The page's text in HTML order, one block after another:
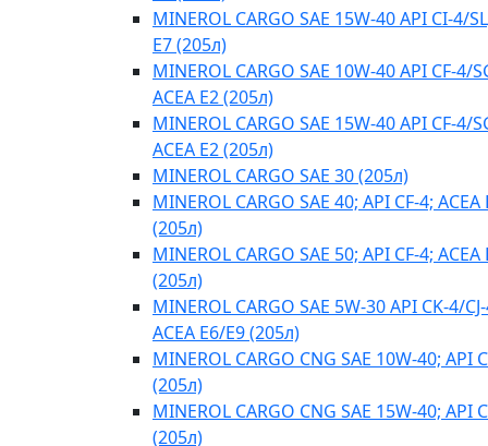
MINEROL CARGO SAE 15W-40 API CI-4/
E7 (205л)
MINEROL CARGO SAE 10W-40 API CF-4/
ACEA E2 (205л)
MINEROL CARGO SAE 15W-40 API CF-4/
ACEA E2 (205л)
MINEROL CARGO SAE 30 (205л)
MINEROL CARGO SAE 40; API CF-4; ACEA
(205л)
MINEROL CARGO SAE 50; API CF-4; ACEA
(205л)
MINEROL CARGO SAE 5W-30 API CK-4/
ACEA E6/E9 (205л)
MINEROL CARGO CNG SAE 10W-40; API
(205л)
MINEROL CARGO CNG SAE 15W-40; API
(205л)